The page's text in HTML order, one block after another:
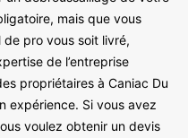
mais que vous
de pro vous soit livré,
de l’entreprise
propriétaires à Caniac Du
expérience. Si vous avez
voulez obtenir un devis